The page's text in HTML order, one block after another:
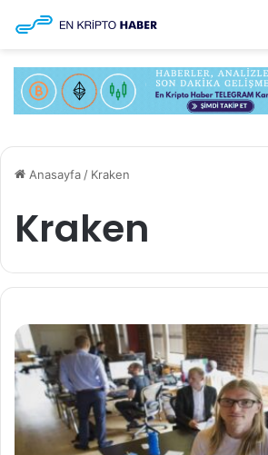
Anasayfa / Kraken
Kraken